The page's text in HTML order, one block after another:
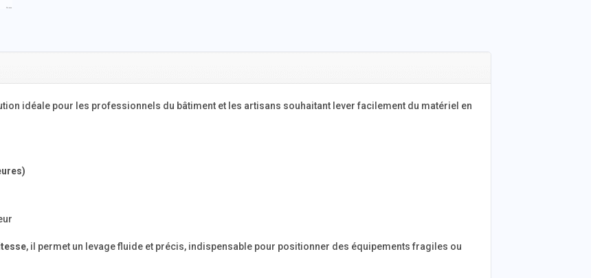
idéale pour les professionnels du bâtiment et les artisans souhaitant lever facilement du matériel en
, il permet un levage fluide et précis, indispensable pour positionner des équipements fragiles ou